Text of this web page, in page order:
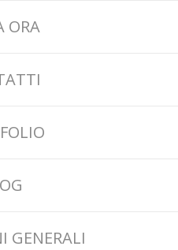
ORA
GENERALI